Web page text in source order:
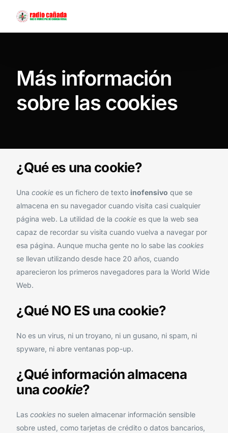
Más información
sobre las cookies
¿Qué es una cookie?
Unacookie es un fichero de texto inofensivo que se
almacena en su navegador cuando visita casi cualquier
página web. La utilidad de lacookie es que la web sea
capaz de recordar su visita cuando vuelva a navegar por
esa página. Aunque mucha gente no lo sabe lascookies
se llevan utilizando desde hace 20 años, cuando
aparecieron los primeros navegadores para la World Wide
Web.
¿Qué NO ES una cookie?
No es un virus, ni un troyano, ni un gusano, ni spam, ni
spyware, ni abre ventanas pop-up.
¿Qué información almacena
una cookie?
Lascookies no suelen almacenar información sensible
sobre usted, como tarjetas de crédito o datos bancarios,